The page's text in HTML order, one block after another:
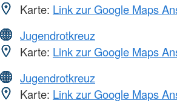
Karte: Link zur Google Maps
Jugendrotkreuz
Karte: Link zur Google Maps
Jugendrotkreuz
Karte: Link zur Google Maps